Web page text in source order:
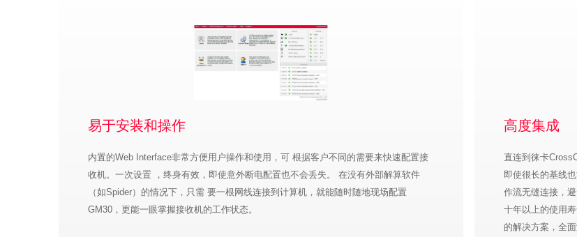
易于安装和操作
内置的Web Interface非常方便用户操作和使用，可 根据客户不同的需要来快速配置接
收机。一次设置 ，终身有效，即使意外断电配置也不会丢失。 在没有外部解算软件
（如Spider）的情况下，只需 要一根网线连接到计算机，就能随时随地现场配置
GM30，更能一眼掌握接收机的工作状态。
高度集成
直连到徕卡
即使很长的基线
作流无缝连接，
十年以上的使用
的解决方案，全